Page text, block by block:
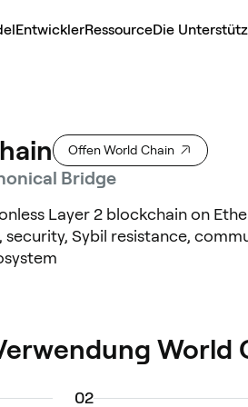
EntwicklerRessourceDie
Offen World Chain
Bridge
Layer 2 blockchain on
Sybil resistance,
World
02